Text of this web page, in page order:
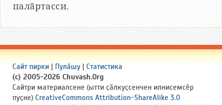
палӑртасси.
Сайт пирки | Пулӑшу | Статистика
(c) 2005-2026 Chuvash.Org
Сайтри материалсене (ытти ҫӑлкуҫсенчен илнисемсӗр
пуҫне) CreativeCommons Attribution-ShareAlike 3.0